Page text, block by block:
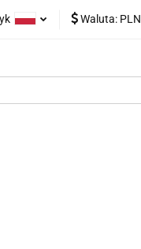
Waluta: PLN
z Chin